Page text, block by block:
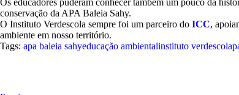
Os educadores puderam conhecer também um pouco da
conservação da APA Baleia Sahy.
O Instituto Verdescola sempre foi um parceiro do ICC,
ambiente em nosso território.
Tags: apa baleia sahyeducação ambientalinstituto verdescola